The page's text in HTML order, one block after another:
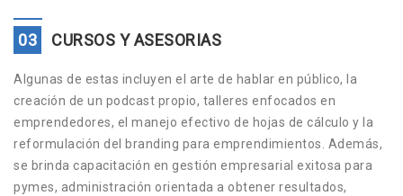
03 CURSOS Y ASESORIAS
Algunas de estas incluyen el arte de hablar en público, la
creación de un podcast propio, talleres enfocados en
emprendedores, el manejo efectivo de hojas de cálculo y la
reformulación del branding para emprendimientos. Además,
se brinda capacitación en gestión empresarial exitosa para
pymes, administración orientada a obtener resultados,